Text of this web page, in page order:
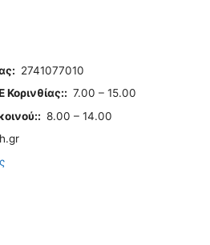
: 2741077010
Κορινθίας:: 7.00 – 15.00
: 8.00 – 14.00